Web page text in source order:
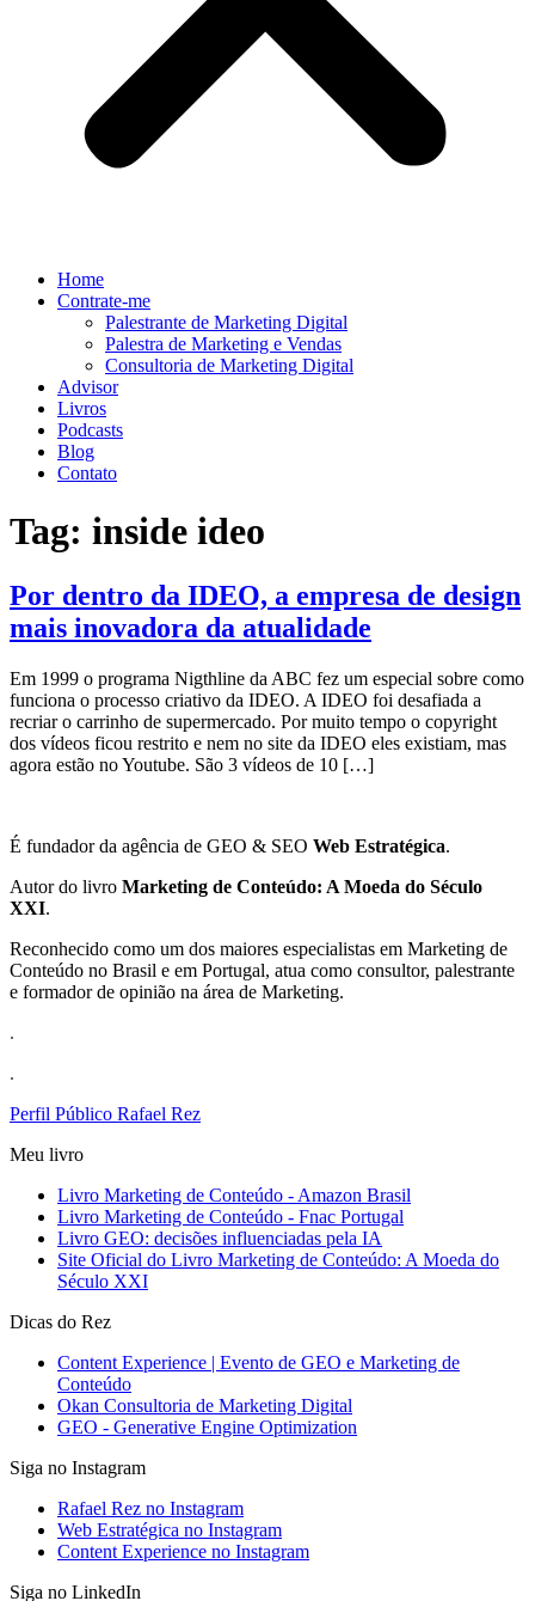
Home
Contrate-me
Palestrante de Marketing Digital
Palestra de Marketing e Vendas
Consultoria de Marketing Digital
Advisor
Livros
Podcasts
Blog
Contato
Tag: inside ideo
Por dentro da IDEO, a empresa de design
mais inovadora da atualidade
Em 1999 o programa Nigthline da ABC fez um especial sobre como
funciona o processo criativo da IDEO. A IDEO foi desafiada a
recriar o carrinho de supermercado. Por muito tempo o copyright
dos vídeos ficou restrito e nem no site da IDEO eles existiam, mas
agora estão no Youtube. São 3 vídeos de 10 […]
É fundador da agência de GEO & SEO Web Estratégica.
Autor do livro Marketing de Conteúdo: A Moeda do Século
XXI.
Reconhecido como um dos maiores especialistas em Marketing de
Conteúdo no Brasil e em Portugal, atua como consultor, palestrante
e formador de opinião na área de Marketing.
.
.
Perfil Público Rafael Rez
Meu livro
Livro Marketing de Conteúdo - Amazon Brasil
Livro Marketing de Conteúdo - Fnac Portugal
Livro GEO: decisões influenciadas pela IA
Site Oficial do Livro Marketing de Conteúdo: A Moeda do
Século XXI
Dicas do Rez
Content Experience | Evento de GEO e Marketing de
Conteúdo
Okan Consultoria de Marketing Digital
GEO - Generative Engine Optimization
Siga no Instagram
Rafael Rez no Instagram
Web Estratégica no Instagram
Content Experience no Instagram
Siga no LinkedIn